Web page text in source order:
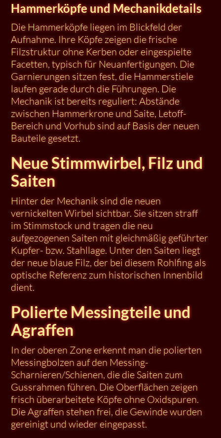
Hammerköpfe und Mechanikdetails
Die Hammerköpfe liegen im Blickfeld der
Aufnahme. Ihre Köpfe zeigen die frische
Filzstruktur ohne Kerben oder eingespielte
Facetten, typisch für Neuanfertigungen. Die
Garnierungen sitzen fest, die Hammerstiele
laufen gerade durch die Führungen. Die
Mechanik ist bereits reguliert: Abstände
zwischen Hammerkrone und Saite, Letoff-
Bereich und Vorhub sind auf Basis der neuen
Bauteile gesetzt.
Neue Stimmwirbel, Filz und
Saiten
Hinter der Mechanik sind die neuen
vernickelten Wirbel sichtbar. Sie sitzen straff
im Stimmstock und tragen die neu
aufgezogenen Saiten mit gleichmäßig geführter
Kupfer- bzw. Stahllage. Unter den Saiten liegt
der neue blaue Filz, der bei diesem Rohlfing als
optische Referenz zum historischen Innenbild
dient.
Polierte Messingteile und
Agraffen
In der oberen Zone erkennt man die polierten
Messingbolzen auf den Messing-
Scharnieren/Schienen, die die Saiten zum
Gussrahmen führen. Die Oberflächen zeigen
frisch überarbeitete Köpfe ohne Oxidspuren.
Die Agraffen stehen frei, die Gewinde wurden
gereinigt und wieder eingepasst.